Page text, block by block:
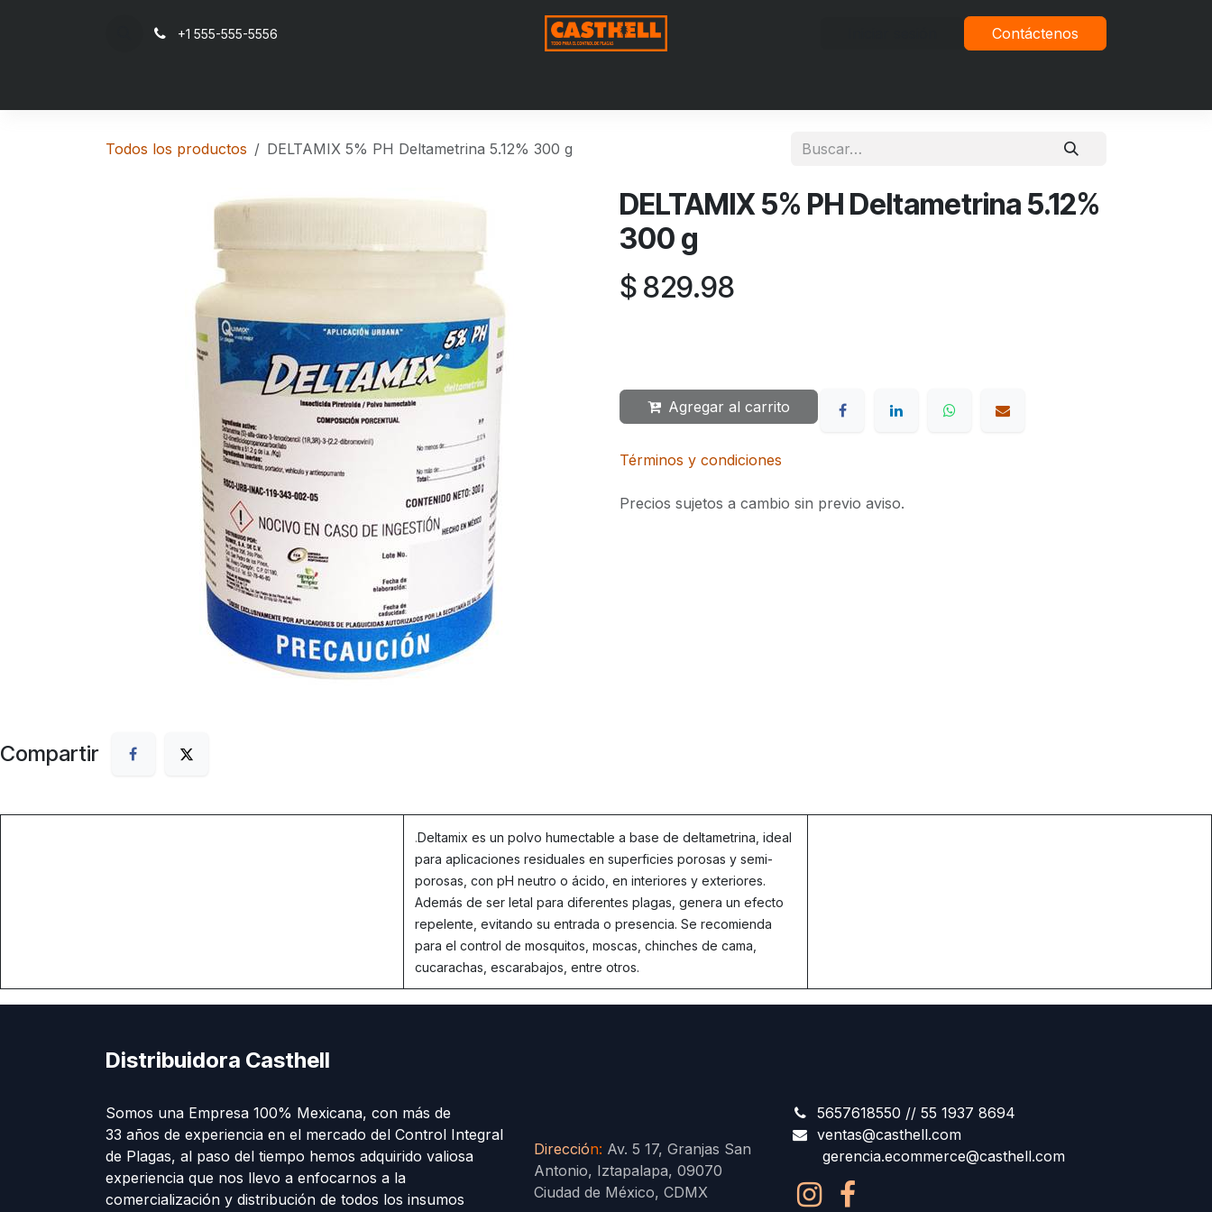
+1 555-555-5556 Contáctenos
Todos los productos DELTAMIX 5% PH Deltametrina 5.12% 300 g
DELTAMIX 5% PH Deltametrina 5.12%
300 g
$ 829.98
Agregar al carrito
Términos y condiciones
Precios sujetos a cambio sin previo aviso.
Compartir
.Deltamix es un polvo humectable a base de deltametrina, ideal
para aplicaciones residuales en superficies porosas y semi-
porosas, con pH neutro o ácido, en interiores y exteriores.
Además de ser letal para diferentes plagas, genera un efecto
repelente, evitando su entrada o presencia. Se recomienda
para el control de mosquitos, moscas, chinches de cama,
cucarachas, escarabajos, entre otros.
Distribuidora Casthell
Somos una Empresa 100% Mexicana, con más de
33 años de experiencia en el mercado del Control Integral
de Plagas, al paso del tiempo hemos adquirido valiosa
experiencia que nos llevo a enfocarnos a la
comercialización y distribución de todos los insumos
Dirección: Av. 5 17, Granjas San
Antonio, Iztapalapa, 09070
Ciudad de México, CDMX
5657618550 // 55 1937 8694
ventas@casthell.com
gerencia.ecommerce@casthell.com